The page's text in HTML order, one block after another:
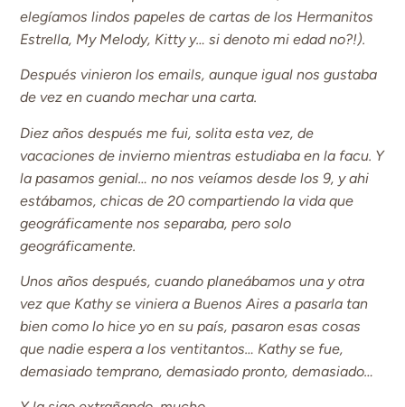
elegíamos lindos papeles de cartas de los Hermanitos
Estrella, My Melody, Kitty y… si denoto mi edad no?!).
Después vinieron los emails, aunque igual nos gustaba
de vez en cuando mechar una carta.
Diez años después me fui, solita esta vez, de
vacaciones de invierno mientras estudiaba en la facu. Y
la pasamos genial… no nos veíamos desde los 9, y ahi
estábamos, chicas de 20 compartiendo la vida que
geográficamente nos separaba, pero solo
geográficamente.
Unos años después, cuando planeábamos una y otra
vez que Kathy se viniera a Buenos Aires a pasarla tan
bien como lo hice yo en su país, pasaron esas cosas
que nadie espera a los ventitantos… Kathy se fue,
demasiado temprano, demasiado pronto, demasiado…